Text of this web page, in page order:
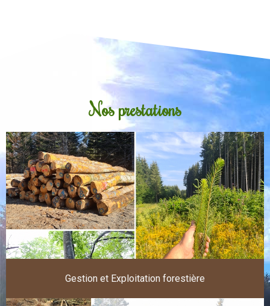
Nos prestations
Gestion et Exploitation forestière